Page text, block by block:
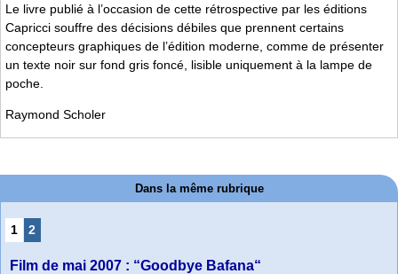
Le livre publié à l’occasion de cette rétrospective par les éditions
Capricci souffre des décisions débiles que prennent certains
concepteurs graphiques de l’édition moderne, comme de présenter
un texte noir sur fond gris foncé, lisible uniquement à la lampe de
poche.
Raymond Scholer
Dans la même rubrique
1 2
Film de mai 2007 : “Goodbye Bafana“